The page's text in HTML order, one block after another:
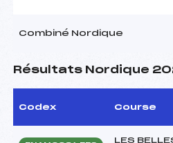
Combiné Nordique
Résultats Nordique
Codex Course
LES